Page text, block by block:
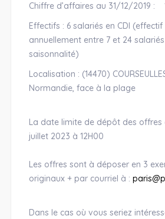
Chiffre d’affaires au 31/12/2019 :
Effectifs : 6 salariés en CDI
annuellement entre 7 et 24
saisonnalité)
Localisation : (14470)
Normandie, face à la plage
La date limite de dépôt des offres
juillet 2023 à 12H00
Les offres sont à déposer en 3
originaux + par courriel à :
Dans le cas où vous seriez